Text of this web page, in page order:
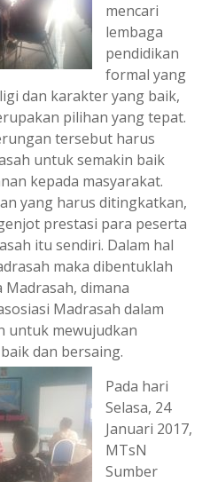
mencari
lembaga
pendidikan
formal yang
dan karakter yang baik,
pilihan yang tepat.
tersebut harus
untuk semakin baik
kepada masyarakat.
yang harus ditingkatkan,
prestasi para peserta
itu sendiri. Dalam hal
maka dibentuklah
Madrasah, dimana
Madrasah dalam
untuk mewujudkan
dan bersaing.
Pada hari
Selasa, 24
Januari 2017,
MTsN
Sumber